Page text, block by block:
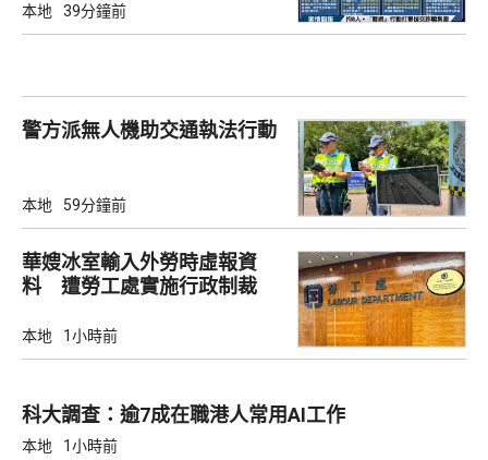
本地 39分鐘前
警方派無人機助交通執法行動
本地 59分鐘前
華嫂冰室輸入外勞時虛報資
料 遭勞工處實施行政制裁
本地 1小時前
科大調查：逾7成在職港人常用AI工作
本地 1小時前